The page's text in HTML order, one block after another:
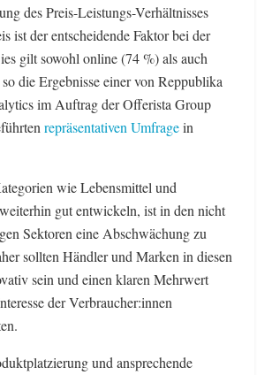
des Preis-Leistungs-Verhältnisses
ist der entscheidende Faktor bei der
gilt sowohl online (74 %) als auch
die Ergebnisse einer von Reppublika
im Auftrag der Offerista Group
repräsentativen Umfragein
wie Lebensmittel und
gut entwickeln, ist in den nicht
Sektoren eine Abschwächung zu
sollten Händler und Marken in diesen
sein und einen klaren Mehrwert
der Verbraucher:innen
und ansprechende